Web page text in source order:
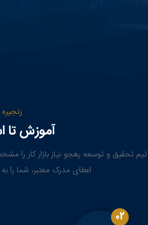
زنجیره
آموزش تا
تیم تحقیق و توسعه رهجو نیاز بازار کار را
اعطای مدرک معتبر، شما را به
02